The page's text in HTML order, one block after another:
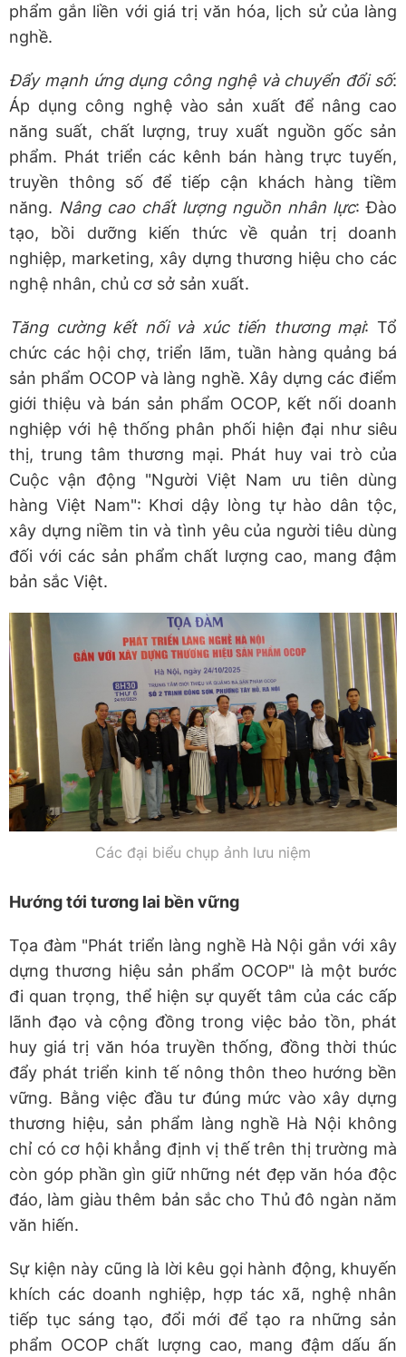
phẩm gắn liền với giá trị văn hóa, lịch sử của làng
nghề.
Đẩy mạnh ứng dụng công nghệ và chuyển đổi số:
Áp dụng công nghệ vào sản xuất để nâng cao
năng suất, chất lượng, truy xuất nguồn gốc sản
phẩm. Phát triển các kênh bán hàng trực tuyến,
truyền thông số để tiếp cận khách hàng tiềm
năng. Nâng cao chất lượng nguồn nhân lực: Đào
tạo, bồi dưỡng kiến thức về quản trị doanh
nghiệp, marketing, xây dựng thương hiệu cho các
nghệ nhân, chủ cơ sở sản xuất.
Tăng cường kết nối và xúc tiến thương mại: Tổ
chức các hội chợ, triển lãm, tuần hàng quảng bá
sản phẩm OCOP và làng nghề. Xây dựng các điểm
giới thiệu và bán sản phẩm OCOP, kết nối doanh
nghiệp với hệ thống phân phối hiện đại như siêu
thị, trung tâm thương mại. Phát huy vai trò của
Cuộc vận động "Người Việt Nam ưu tiên dùng
hàng Việt Nam": Khơi dậy lòng tự hào dân tộc,
xây dựng niềm tin và tình yêu của người tiêu dùng
đối với các sản phẩm chất lượng cao, mang đậm
bản sắc Việt.
Các đại biểu chụp ảnh lưu niệm
Hướng tới tương lai bền vững
Tọa đàm "Phát triển làng nghề Hà Nội gắn với xây
dựng thương hiệu sản phẩm OCOP" là một bước
đi quan trọng, thể hiện sự quyết tâm của các cấp
lãnh đạo và cộng đồng trong việc bảo tồn, phát
huy giá trị văn hóa truyền thống, đồng thời thúc
đẩy phát triển kinh tế nông thôn theo hướng bền
vững. Bằng việc đầu tư đúng mức vào xây dựng
thương hiệu, sản phẩm làng nghề Hà Nội không
chỉ có cơ hội khẳng định vị thế trên thị trường mà
còn góp phần gìn giữ những nét đẹp văn hóa độc
đáo, làm giàu thêm bản sắc cho Thủ đô ngàn năm
văn hiến.
Sự kiện này cũng là lời kêu gọi hành động, khuyến
khích các doanh nghiệp, hợp tác xã, nghệ nhân
tiếp tục sáng tạo, đổi mới để tạo ra những sản
phẩm OCOP chất lượng cao, mang đậm dấu ấn